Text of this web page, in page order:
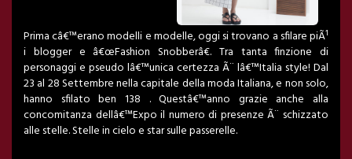
Prima câ€™erano modelli e modelle, oggi si trovano a sfilare piÃ¹
i blogger e â€œFashion Snobberâ€. Tra tanta finzione di
personaggi e pseudo lâ€™unica certezza Ã¨ lâ€™Italia style! Dal
23 al 28 Settembre nella capitale della moda Italiana, e non solo,
hanno sfilato ben 138 . Questâ€™anno grazie anche alla
concomitanza dellâ€™Expo il numero di presenze Ã¨ schizzato
alle stelle. Stelle in cielo e star sulle passerelle.